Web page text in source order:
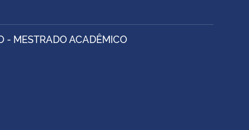
- MESTRADO ACADÊMICO